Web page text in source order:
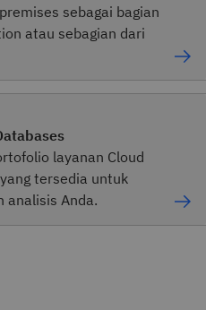
sebagai bagian
atau sebagian dari
layanan Cloud
tersedia untuk
analisis Anda.